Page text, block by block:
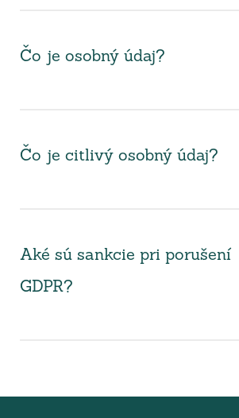
Čo je osobný údaj?
Čo je citlivý osobný údaj?
Aké sú sankcie pri porušení
GDPR?